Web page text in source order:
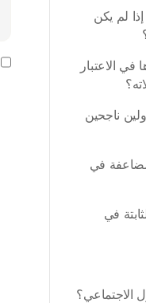
الاجتماعي؟